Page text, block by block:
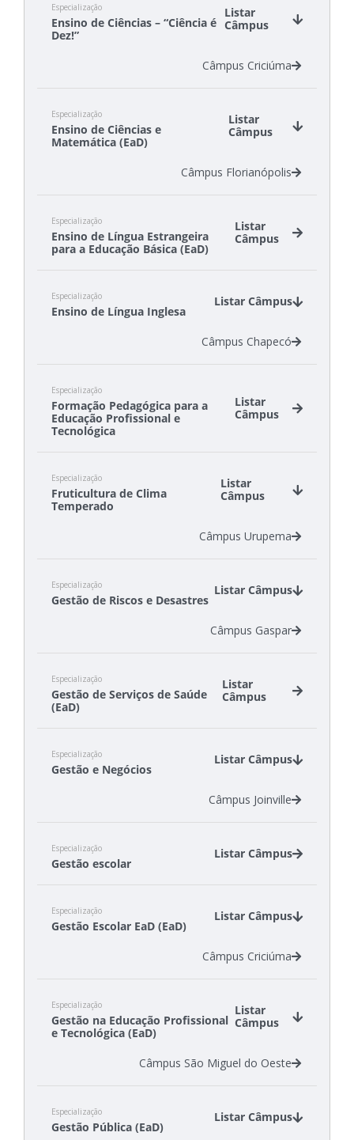
Especialização
Ensino de Ciências – “Ciência é
Dez!”
Listar
Câmpus
Câmpus Criciúma
Especialização
Ensino de Ciências e
Matemática (EaD)
Listar
Câmpus
Câmpus Florianópolis
Especialização
Ensino de Língua Estrangeira
para a Educação Básica (EaD)
Listar
Câmpus
Câmpus São José
Especialização
Ensino de Língua Inglesa
Listar Câmpus
Câmpus Chapecó
Especialização
Formação Pedagógica para a
Educação Profissional e
Tecnológica
Listar
Câmpus
Polo Florianópolis
Polo Otacílio Costa
Especialização
Fruticultura de Clima
Temperado
Listar
Câmpus
Câmpus Urupema
Especialização
Gestão de Riscos e Desastres
Listar Câmpus
Câmpus Gaspar
Especialização
Gestão de Serviços de Saúde
(EaD)
Listar
Câmpus
Câmpus Itajaí
Câmpus São Carlos
Especialização
Gestão e Negócios
Listar Câmpus
Câmpus Joinville
Especialização
Gestão escolar
Listar Câmpus
Câmpus Tubarão
Especialização
Gestão Escolar EaD (EaD)
Listar Câmpus
Câmpus Criciúma
Especialização
Gestão na Educação Profissional
e Tecnológica (EaD)
Listar
Câmpus
Câmpus São Miguel do Oeste
Especialização
Gestão Pública (EaD)
Listar Câmpus